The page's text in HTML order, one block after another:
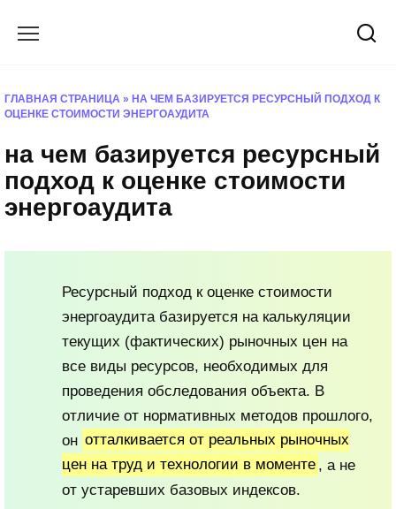
ГЛАВНАЯ СТРАНИЦА » НА ЧЕМ БАЗИРУЕТСЯ РЕСУРСНЫЙ ПОДХОД К
ОЦЕНКЕ СТОИМОСТИ ЭНЕРГОАУДИТА
на чем базируется ресурсный
подход к оценке стоимости
энергоаудита
Ресурсный подход к оценке стоимости
энергоаудита базируется на калькуляции
текущих (фактических) рыночных цен на
все виды ресурсов, необходимых для
проведения обследования объекта. В
отличие от нормативных методов прошлого,
он отталкивается от реальных рыночных
цен на труд и технологии в моменте , а не
от устаревших базовых индексов.